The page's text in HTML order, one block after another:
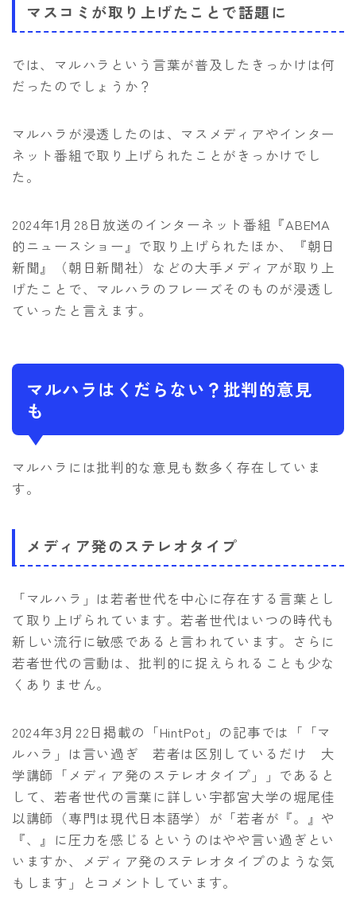
マスコミが取り上げたことで話題に
では、マルハラという言葉が普及したきっかけは何
だったのでしょうか？
マルハラが浸透したのは、マスメディアやインター
ネット番組で取り上げられたことがきっかけでし
た。
2024年1月28日放送のインターネット番組『ABEMA
的ニュースショー』で取り上げられたほか、『朝日
新聞』（朝日新聞社）などの大手メディアが取り上
げたことで、マルハラのフレーズそのものが浸透し
ていったと言えます。
マルハラはくだらない？批判的意見
も
マルハラには批判的な意見も数多く存在していま
す。
メディア発のステレオタイプ
「マルハラ」は若者世代を中心に存在する言葉とし
て取り上げられています。若者世代はいつの時代も
新しい流行に敏感であると言われています。さらに
若者世代の言動は、批判的に捉えられることも少な
くありません。
2024年3月22日掲載の「HintPot」の記事では「「マ
ルハラ」は言い過ぎ 若者は区別しているだけ 大
学講師「メディア発のステレオタイプ」」であると
して、若者世代の言葉に詳しい宇都宮大学の堀尾佳
以講師（専門は現代日本語学）が「若者が『。』や
『、』に圧力を感じるというのはやや言い過ぎとい
いますか、メディア発のステレオタイプのような気
もします」とコメントしています。